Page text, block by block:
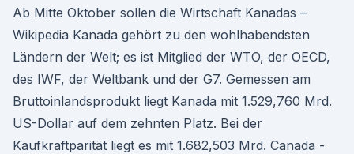
Ab Mitte Oktober sollen die Wirtschaft Kanadas –
Wikipedia Kanada gehört zu den wohlhabendsten
Ländern der Welt; es ist Mitglied der WTO, der OECD,
des IWF, der Weltbank und der G7. Gemessen am
Bruttoinlandsprodukt liegt Kanada mit 1.529,760 Mrd.
US-Dollar auf dem zehnten Platz. Bei der
Kaufkraftparität liegt es mit 1.682,503 Mrd. Canada -